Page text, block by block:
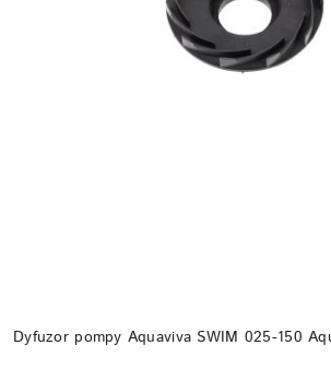
Dyfuzor pompy Aquaviva SWIM 025-150